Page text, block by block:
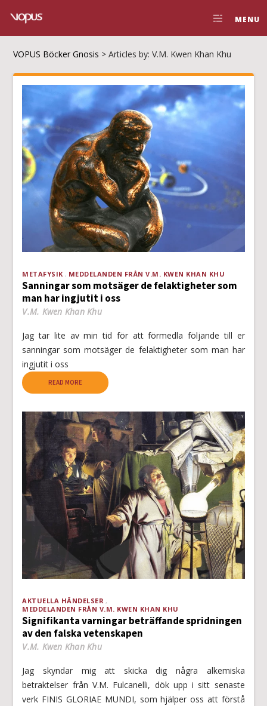
MENU
VOPUS Böcker Gnosis >Articles by: V.M. Kwen Khan Khu
METAFYSIK MEDDELANDEN FRÅN V.M. KWEN KHAN KHU
Sanningar som motsäger de felaktigheter som
man har ingjutit i oss
V.M. Kwen Khan Khu
Jag tar lite av min tid för att förmedla följande till er
sanningar som motsäger de felaktigheter som man har
ingjutit i oss
READ MORE
AKTUELLA HÄNDELSER
MEDDELANDEN FRÅN V.M. KWEN KHAN KHU
Signifikanta varningar beträffande spridningen
av den falska vetenskapen
V.M. Kwen Khan Khu
Jag skyndar mig att skicka dig några alkemiska
betraktelser från V.M. Fulcanelli, dök upp i sitt senaste
verk FINIS GLORIAE MUNDI, som hjälper oss att förstå